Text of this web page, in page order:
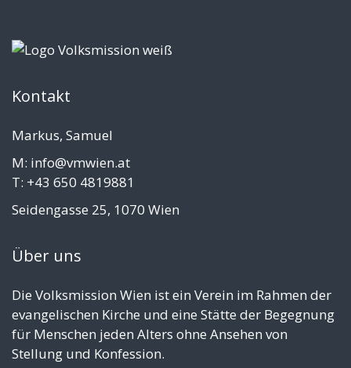
Kontakt
Markus, Samuel
M: info@vmwien.at
T: +43 650 4819881
Seidengasse 25, 1070 Wien
Über uns
Die Volksmission Wien ist ein Verein im Rahmen der
evangelischen Kirche und eine Stätte der Begegnung
für Menschen jeden Alters ohne Ansehen von
Stellung und Konfession.